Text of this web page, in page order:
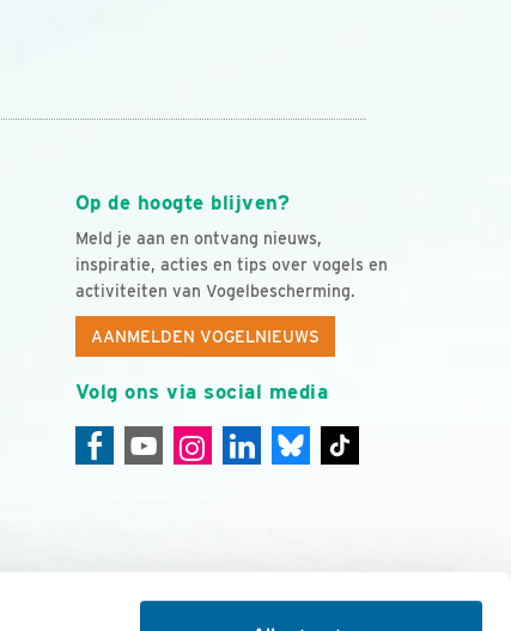
Op de hoogte blijven?
Meld je aan en ontvang nieuws,
inspiratie, acties en tips over vogels en
activiteiten van Vogelbescherming.
AANMELDEN VOGELNIEUWS
Volg ons via social media